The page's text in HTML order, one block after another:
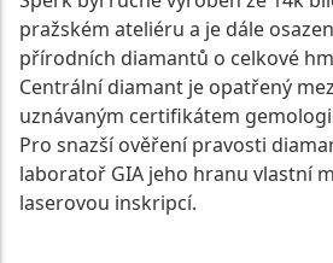
pražském ateliéru a je dále
přírodních diamantů o celkové
Centrální diamant je opatřený
uznávaným certifikátem
Pro snazší ověření pravosti
laboratoř GIA jeho hranu vlastní
laserovou inskripcí.